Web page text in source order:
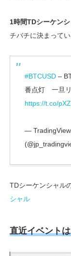
1時間TDシーケン
チバチに決まってい
#BTCUSD –
番点灯 一旦リ
https://t.co/
—
TDシーケンシャル
シャル
直近イベント